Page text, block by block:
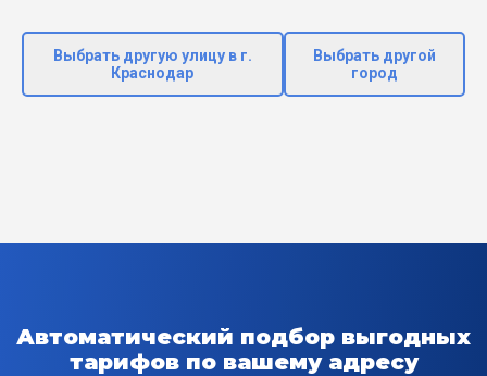
Выбрать другую улицу в г.
Краснодар
Выбрать другой
город
Автоматический подбор выгодных
тарифов по вашему адресу